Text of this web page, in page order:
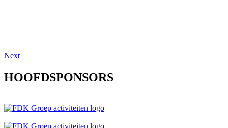
Next
HOOFDSPONSORS